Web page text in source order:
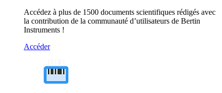
Accédez à plus de 1500 documents scientifiques rédigés avec
la contribution de la communauté d’utilisateurs de Bertin
Instruments !
Accéder